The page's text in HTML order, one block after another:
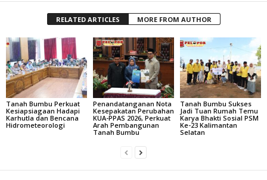
RELATED ARTICLES MORE FROM AUTHOR
Tanah Bumbu Perkuat
Kesiapsiagaan Hadapi
Karhutla dan Bencana
Hidrometeorologi
Penandatanganan Nota
Kesepakatan Perubahan
KUA-PPAS 2026, Perkuat
Arah Pembangunan
Tanah Bumbu
Tanah Bumbu Sukses
Jadi Tuan Rumah Temu
Karya Bhakti Sosial PSM
Ke-23 Kalimantan
Selatan